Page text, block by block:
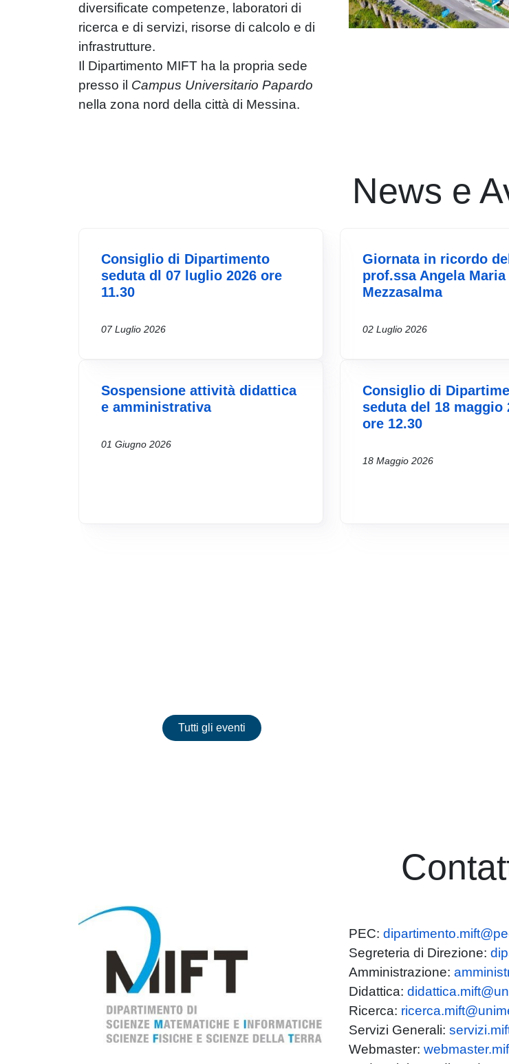
diversificate competenze, laboratori di
ricerca e di servizi, risorse di calcolo e di
infrastrutture.
Il Dipartimento MIFT ha la propria sede
presso il Campus Universitario Papardo
nella zona nord della città di Messina.
News e
Consiglio di Dipartimento
seduta dl 07 luglio 2026 ore
11.30
07 Luglio 2026
Giornata in ricordo
prof.ssa Angela Maria
Mezzasalma
02 Luglio 2026
Sospensione attività didattica
e amministrativa
01 Giugno 2026
Consiglio di
seduta del 18 maggio
ore 12.30
18 Maggio 2026
Tutti gli eventi
PEC:
Segreteria di Direzione:
Amministrazione:
Didattica:
Ricerca:
Servizi Generali:
Webmaster:
Immagine